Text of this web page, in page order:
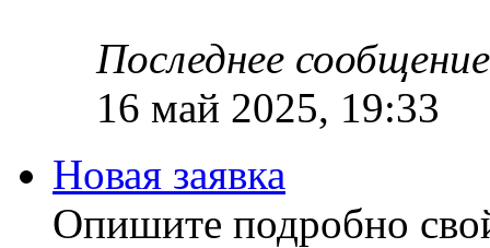
Последнее сообщение
16 май 2025, 19:33
Новая заявка
Опишите подробно